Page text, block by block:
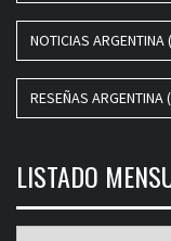
NOTICIAS ARGENTINA
RESEÑAS ARGENTINA
LISTADO